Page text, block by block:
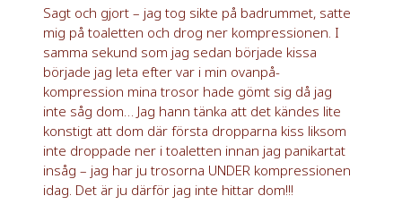
Sagt och gjort – jag tog sikte på badrummet, satte
mig på toaletten och drog ner kompressionen. I
samma sekund som jag sedan började kissa
började jag leta efter var i min ovanpå-
kompression mina trosor hade gömt sig då jag
inte såg dom… Jag hann tänka att det kändes lite
konstigt att dom där första dropparna kiss liksom
inte droppade ner i toaletten innan jag panikartat
insåg – jag har ju trosorna UNDER kompressionen
idag. Det är ju därför jag inte hittar dom!!!